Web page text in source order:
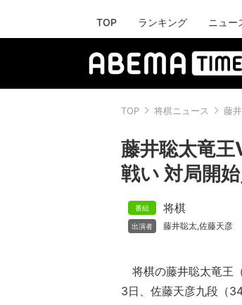
TOP ランキング ニュー
TOP 将棋ニュース 藤
藤井聡太竜
戦い 対局開
将棋
藤井聡太,佐藤天彦
将棋の藤井聡太竜王
3日、佐藤天彦九段（